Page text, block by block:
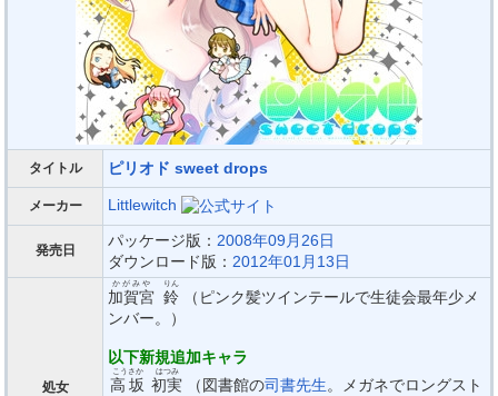
タイトル ピリオド sweet drops
メーカー Littlewitch
発売日
パッケージ版： 2008年09月26日
ダウンロード版： 2012年01月13日
処女
加賀宮
かがみや
鈴
りん
（ピンク髪ツインテールで生徒会最年少メ
ンバー。）
以下新規追加キャラ
高坂
こうさか
初実
はつみ
（図書館の司書先生。メガネでロングスト